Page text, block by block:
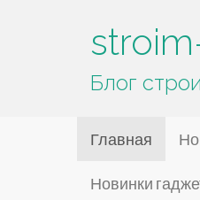
Блог
Основноеstroim-dom-
Главная
Новинки